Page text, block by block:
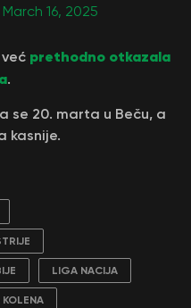
March 16, 2025
prethodno otkazala
.
se 20. marta u Beču, a
kasnije.
LIGA NACIJA